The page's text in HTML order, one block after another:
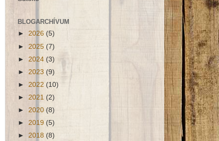
BLOGARCHÍVUM
► 2026 (5)
► 2025 (7)
► 2024 (3)
► 2023 (9)
► 2022 (10)
► 2021 (2)
► 2020 (8)
► 2019 (5)
► 2018 (8)